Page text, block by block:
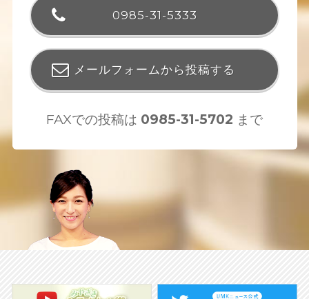
0985-31-5333
メールフォームから投稿する
FAXでの投稿は 0985-31-5702 まで